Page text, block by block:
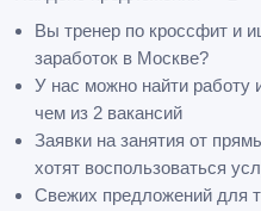
Вы тренер по кроссфит и
заработок в Москве?
У нас можно найти работу
чем из 2 вакансий
Заявки на занятия от
хотят воспользоваться
Свежих предложений для